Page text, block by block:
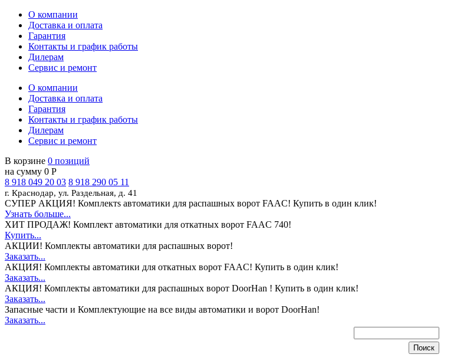
О компании
Доставка и оплата
Гарантия
Контакты и график работы
Дилерам
Сервис и ремонт
О компании
Доставка и оплата
Гарантия
Контакты и график работы
Дилерам
Сервис и ремонт
В корзине 0 позиций
на сумму 0 Р
8 918 049 20 03 8 918 290 05 11
г. Краснодар, ул. Раздельная, д. 41
СУПЕР АКЦИЯ! Комплектs автоматики для распашных ворот FAAC! Купить в один клик!
Узнать больше...
ХИТ ПРОДАЖ! Комплект автоматики для откатных ворот FAAC 740!
Купить...
АКЦИИ! Комплекты автоматики для распашных ворот!
Заказать...
АКЦИЯ! Комплекты автоматики для откатных ворот FAAC! Купить в один клик!
Заказать...
АКЦИЯ! Комплекты автоматики для распашных ворот DoorHan ! Купить в один клик!
Заказать...
Запасные части и Комплектующие на все виды автоматики и ворот DoorHan!
Заказать...